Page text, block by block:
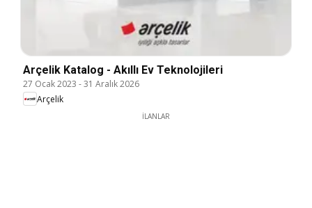
Arçelik Katalog - Akıllı Ev Teknolojileri
27 Ocak 2023 -31 Aralık 2026
Arçelik
İLANLAR